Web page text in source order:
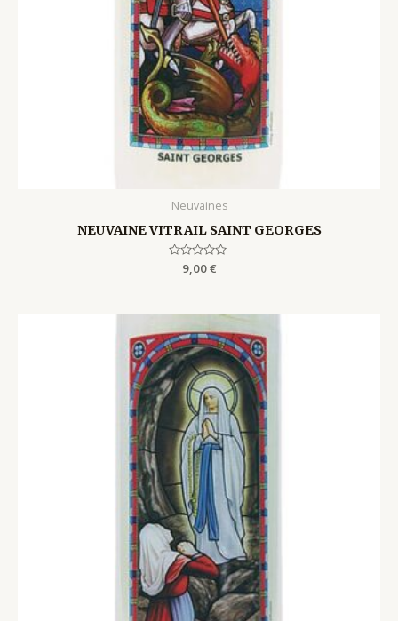
Neuvaines
NEUVAINE VITRAIL SAINT GEORGES
Rated
9,00€